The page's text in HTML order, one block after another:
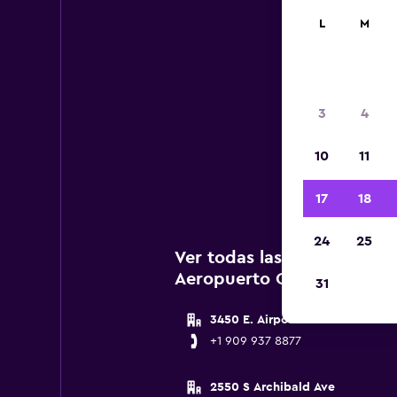
A
Ver todas las agencias de
Aeropuerto Ontario
3450 E. Airport Dr. Suite 100
+1 909 937 8877
2550 S Archibald Ave
L M
3 4
10 11
17 18
24 25
31